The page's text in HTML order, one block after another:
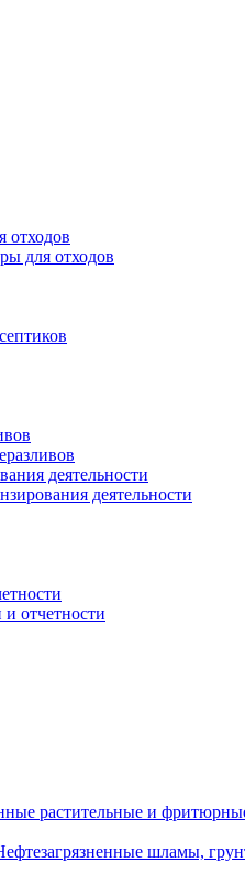
отходов
для отходов
деятельности
деятельности
отчетности
растительные и
шламы,